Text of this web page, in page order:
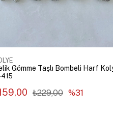
₺229,00 %31